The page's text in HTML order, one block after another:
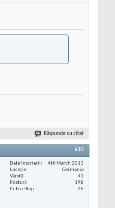
Răspunde cu citat
#10
Data înscrierii
4th March 2013
Locaţie
Germania
Vârstă
41
Posturi
198
Putere Rep
25